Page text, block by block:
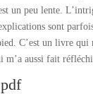
un peu lente.
sont
C’est un livre qui
m’a aussi fait